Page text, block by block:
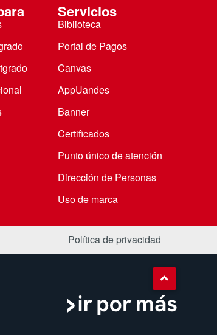
Servicios
Biblioteca
Portal de Pagos
Canvas
AppUandes
Banner
Certificados
Punto único de atención
Dirección de Personas
Uso de marca
Política de privacidad